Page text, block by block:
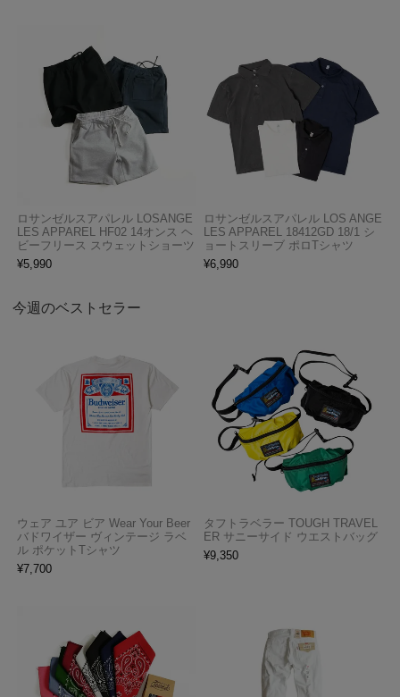
ロサンゼルスアパレル LOSANGE
LES APPAREL HF02 14オンス ヘ
ビーフリース スウェットショーツ
¥5,990
ロサンゼルスアパレル LOS ANGE
LES APPAREL 18412GD 18/1 シ
ョートスリーブ ポロTシャツ
¥6,990
今週のベストセラー
ウェア ユア ビア Wear Your Beer
バドワイザー ヴィンテージ ラベ
ル ポケットTシャツ
¥7,700
タフトラベラー TOUGH TRAVEL
ER サニーサイド ウエストバッグ
¥9,350